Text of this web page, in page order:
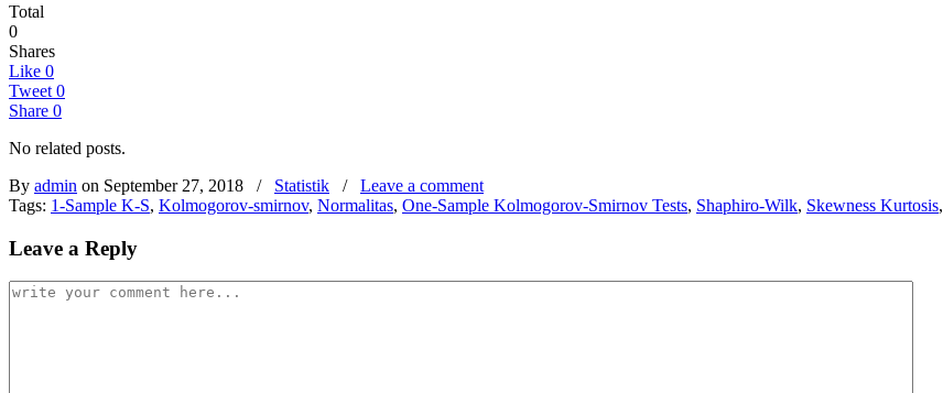
Total
0
Shares
Like 0
Tweet 0
Share 0
No related posts.
By admin on September 27, 2018 / Statistik / Leave a comment
Tags: 1-Sample K-S, Kolmogorov-smirnov, Normalitas, One-Sample Kolmogorov-Smirnov Tests, Shaphiro-Wilk, Skewness Kurtosis,
Leave a Reply